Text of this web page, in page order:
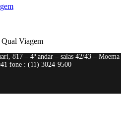
Qual Viagem
817 – 4º andar – salas 42/43 – Moema
fone : (11) 3024-9500